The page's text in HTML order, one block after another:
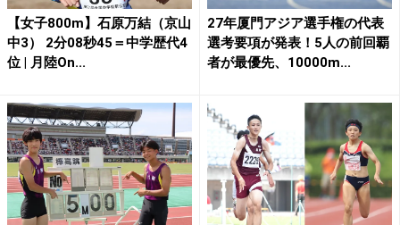
【女子800m】石原万結（京山
中3） 2分08秒45＝中学歴代4
位 | 月陸On...
27年厦門アジア選手権の代表
選考要項が発表！5人の前回覇
者が最優先、10000m...